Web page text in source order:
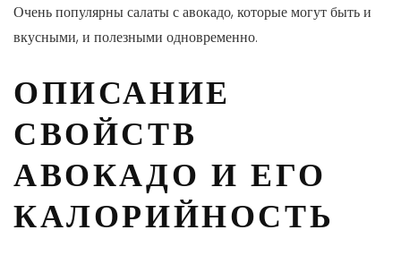
Очень популярны салаты с авокадо, которые могут быть и
вкусными, и полезными одновременно.
ОПИСАНИЕ
СВОЙСТВ
АВОКАДО И ЕГО
КАЛОРИЙНОСТЬ